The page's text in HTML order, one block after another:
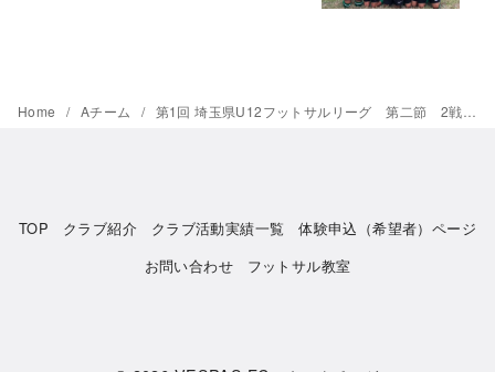
Home Aチーム 第1回 埼玉県U12フットサルリーグ 第二節 2戦全勝
TOP クラブ紹介 クラブ活動実績一覧
体験申込（希望者）ページ
お問い合わせ
フットサル教室